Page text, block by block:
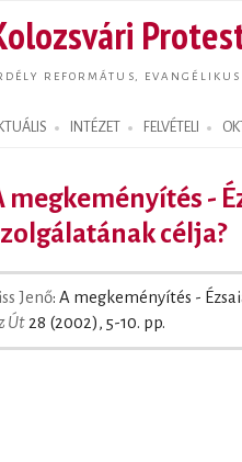
REFORMÁTUS,
INTÉZET FELVÉTELI
form
megkeményítés -
célja?
Jenő: A megkeményítés -
Út 28 (2002), 5-10. pp.